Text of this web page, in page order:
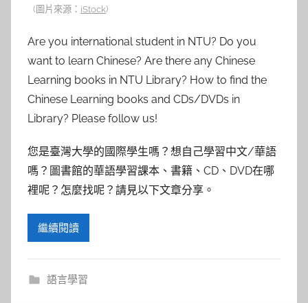
部
落
格
(圖片來源： iStock)
Are you international student in NTU? Do you
want to learn Chinese? Are there any Chinese
Learning books in NTU Library? How to find the
Chinese Learning books and CDs/DVDs in
Library? Please follow us!
您是臺灣大學的國際學生嗎？想自己學習中文/華語
嗎？圖書館的華語學習課本、書籍、CD、DVD在哪
裡呢？怎麼找呢？請見以下文章分享。
繼續閱讀
語言學習